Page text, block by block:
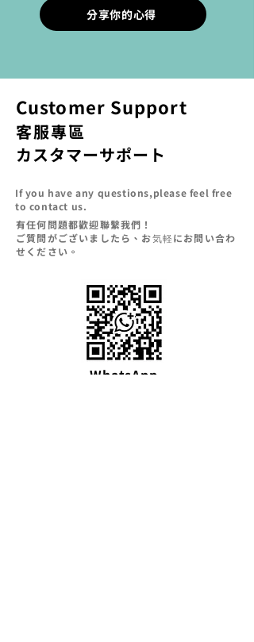
分享你的心得
Customer Support
​客服專區
カスタマーサポート
If you have any questions,please feel free
to contact us.
​有任何問題都歡迎聯繫我們！
ご質問がございましたら、お気軽にお問い合わ
せください。
WhatsApp